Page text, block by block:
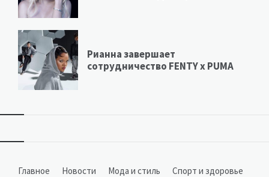
Рианна завершает
сотрудничество FENTY х PUMA
Виджеты
Главное Новости Мода и стиль Спорт и здоровье